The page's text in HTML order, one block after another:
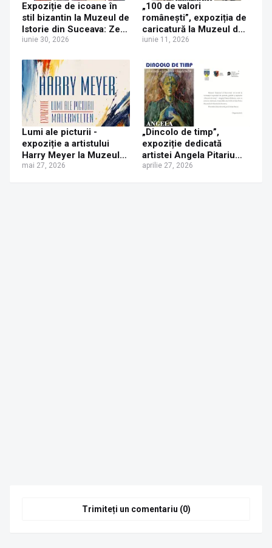
Expoziție de icoane în
stil bizantin la Muzeul de
Istorie din Suceava: Zeci
de lucrări realizate de
publicului
iunie 30, 2026
„100 de valori
românești”, expoziția de
caricatură la Muzeul de
Istorie Suceava
iunie 11, 2026
Lumi ale picturii -
expoziție a artistului
Harry Meyer la Muzeul
de Istorie Suceava
mai 27, 2026
„Dincolo de timp”,
expoziție dedicată
artistei Angela Pitariu
Bolnavu la Muzeul de
aprilie 27, 2026
Trimiteți un comentariu (0)